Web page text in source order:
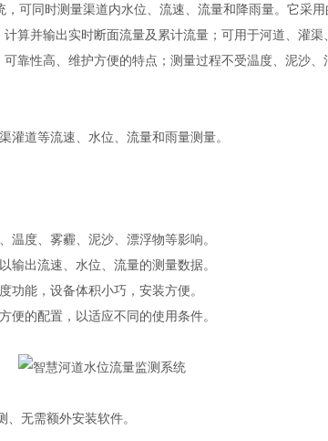
同时测量渠道内水位、流速、流量和降雨量。它采用
算并输出实时断面流量及累计流量；可用于河道、灌
靠性高、维护方便的特点；测量过程不受温度、泥沙
道等流速、水位、流量和雨量测量。
度、雾霾、泥沙、漂浮物等影响。
出流速、水位、流量的测量数据。
能，设备体积小巧，安装方便。
的配置，以适应不同的使用条件。
无需额外安装软件。